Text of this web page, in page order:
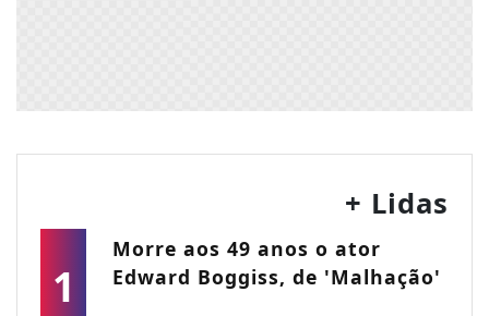
+ Lidas
1
Morre aos 49 anos o ator
Edward Boggiss, de 'Malhação'